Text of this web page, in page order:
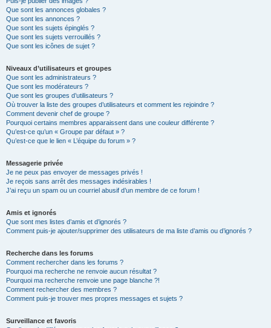
Que sont les annonces globales ?
Que sont les annonces ?
Que sont les sujets épinglés ?
Que sont les sujets verrouillés ?
Que sont les icônes de sujet ?
Niveaux d’utilisateurs et groupes
Que sont les administrateurs ?
Que sont les modérateurs ?
Que sont les groupes d’utilisateurs ?
Où trouver la liste des groupes d’utilisateurs et comment les rejoindre ?
Comment devenir chef de groupe ?
Pourquoi certains membres apparaissent dans une couleur différente ?
Qu’est-ce qu’un « Groupe par défaut » ?
Qu’est-ce que le lien « L’équipe du forum » ?
Messagerie privée
Je ne peux pas envoyer de messages privés !
Je reçois sans arrêt des messages indésirables !
J’ai reçu un spam ou un courriel abusif d’un membre de ce forum !
Amis et ignorés
Que sont mes listes d’amis et d’ignorés ?
Comment puis-je ajouter/supprimer des utilisateurs de ma liste d’amis ou d’ignorés ?
Recherche dans les forums
Comment rechercher dans les forums ?
Pourquoi ma recherche ne renvoie aucun résultat ?
Pourquoi ma recherche renvoie une page blanche ?!
Comment rechercher des membres ?
Comment puis-je trouver mes propres messages et sujets ?
Surveillance et favoris